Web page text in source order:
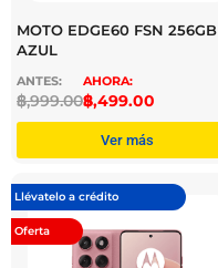
MOTO EDGE60 FSN 256GB
AZUL
$
8,999.00$
8,499.00
Ver más
Llévatelo a crédito
Oferta